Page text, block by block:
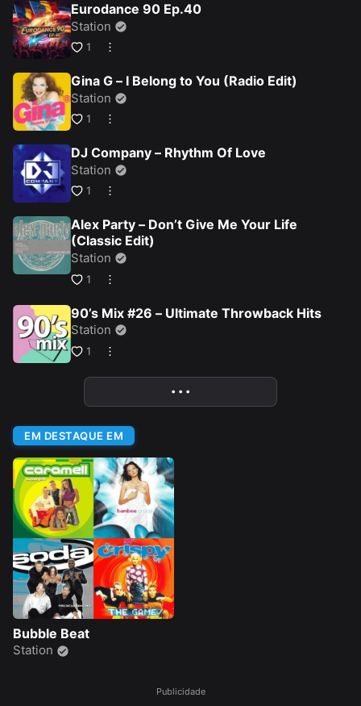
Eurodance 90 Ep.40
Station
1
Gina G – I Belong to You (Radio Edit)
Station
1
DJ Company – Rhythm Of Love
Station
1
Alex Party – Don’t Give Me Your Life
(Classic Edit)
Station
1
90’s Mix #26 – Ultimate Throwback Hits
Station
1
• • •More
EM DESTAQUE EM
Bubble Beat
Station
Publicidade